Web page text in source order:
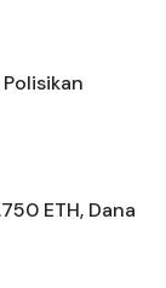
ETH, Dana